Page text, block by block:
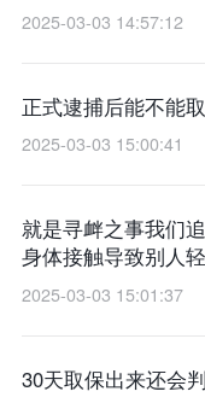
2025-03-03 14:57:12
正式逮捕后能不能
2025-03-03 15:00:41
就是寻衅之事我们
身体接触导致别人
2025-03-03 15:01:37
30天取保出来还会